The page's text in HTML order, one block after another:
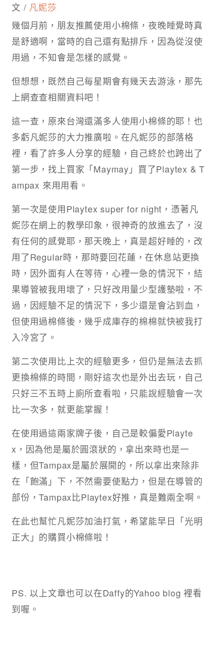
文 / 凡妮莎
幾個月前，朋友推薦使用小棉條，夜晚睡覺時真
是舒適啊，當時的自己還有點排斥，因為從沒使
用過，不知會是怎樣的感覺。
但想想，既然自己每星期會有幾天去游泳，那先
上網查查相關資料吧！
這一查，原來台灣還滿多人使用小棉條的耶！也
多虧凡妮莎的大力推廣啦。在凡妮莎的部落格
裡，看了許多人分享的經驗，自己終於也跨出了
第一步，找上買家「Maymay」買了Playtex & T
ampax 來用用看。
第一次是使用Playtex super for night，憑著凡
妮莎在網上的教學印象，很神奇的放進去了，沒
有任何的感覺耶，那天晚上，真是超好睡的，改
用了Regular時，那時要回花蓮，在休息站更換
時，因外面有人在等待，心裡一急的情況下，結
果導管被我用壞了，只好改用量少型護墊啦，不
過，因經驗不足的情況下，多少還是會沾到血，
但使用過棉條後，幾乎成庫存的棉棉就快被我打
入冷宮了。
第二次使用比上次的經驗更多，但仍是無法去抓
更換棉條的時間，剛好這次也是外出去玩，自己
只好三不五時上廁所查看啦，只能說經驗會一次
比一次多，就更能掌握！
在使用過這兩家牌子後，自己是較偏愛Playte
x，因為他是屬於圓滾狀的，拿出來時也是一
樣，但Tampax是屬於展開的，所以拿出來除非
在「飽滿」下，不然需要使點力，但是在導管的
部份，Tampax比Playtex好推，真是難兩全啊。
在此也幫忙凡妮莎加油打氣，希望能早日「光明
正大」的購買小棉條啦！
PS. 以上文章也可以在Daffy的Yahoo blog 裡看
到喔。